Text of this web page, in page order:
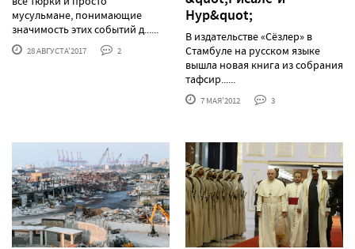
мусульмане, понимающие
значимость этих событий д......
28 АВГУСТА'2017 2
Нур&quot;
В издательстве «Сёзлер» в
Стамбуле на русском языке
вышла новая книга из собрания
тафсир......
7 МАЯ'2012 3